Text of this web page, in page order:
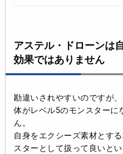
アステル・ドローンは
効果ではありません
勘違いされやすいのですが
体がレベル5のモンスターに
ん。
自身をエクシーズ素材とす
スターとして扱って良いとい